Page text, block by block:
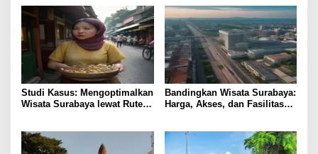
Studi Kasus: Mengoptimalkan
Wisata Surabaya lewat Rute
Bandingkan Wisata Surabaya:
Harga, Akses, dan Fasilitas